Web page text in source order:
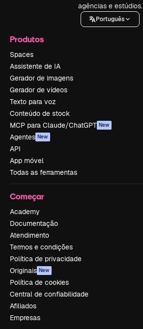
agências e estúdios.
Português
Produtos
Spaces
Assistente de IA
Gerador de imagens
Gerador de vídeos
Texto para voz
Conteúdo de stock
MCP para Claude/ChatGPT New
Agentes New
API
App móvel
Todas as ferramentas
Começar
Academy
Documentação
Atendimento
Termos e condições
Política de privacidade
Originais New
Política de cookies
Central de confiabilidade
Afiliados
Empresas